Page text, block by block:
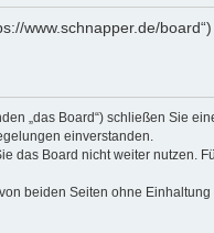
www.schnapper.de/
„das Board“) schließen Sie
einverstanden.
das Board nicht weiter nutzen.
beiden Seiten ohne